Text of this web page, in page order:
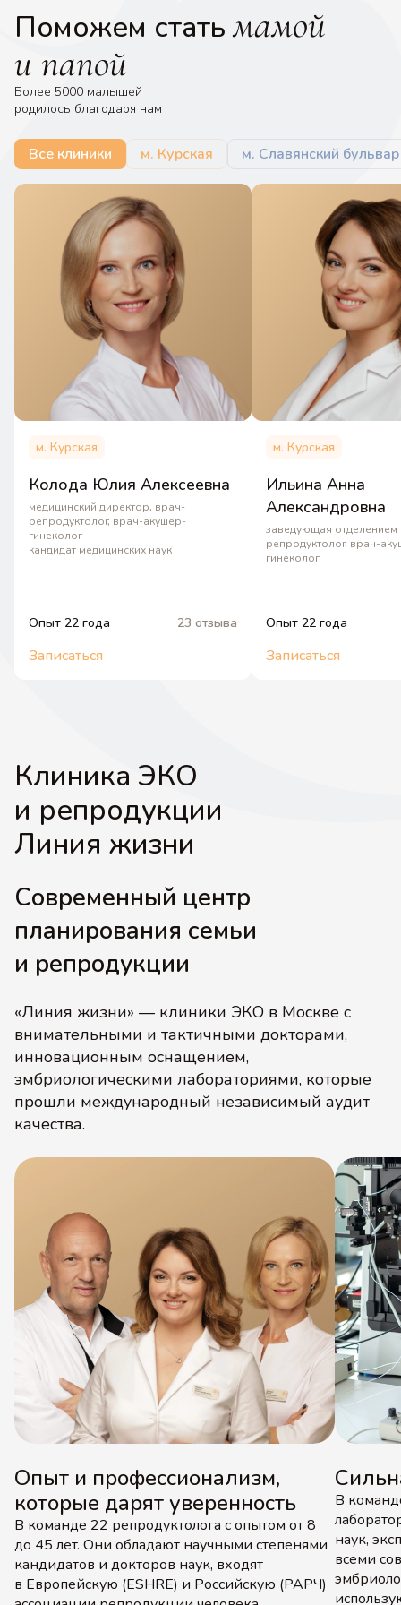
Поможем статьмамой
и папой
Более 5000 малышей
родилось благодаря нам
Все клиники м. Курская м. Славянский бульвар
м. Курская
Колода Юлия Алексеевна
медицинский директор, врач-
репродуктолог, врач-акушер-
гинеколог
кандидат медицинских наук
Опыт 22 года 23 отзыва
Записаться
м. Курская
Ильина Анна
Александровна
заведующая отделением
репродуктолог, врач-
гинеколог
Опыт 22 года
Записаться
Клиника ЭКО
и репродукции
Линия жизни
Современный центр
планирования семьи
и репродукции
«Линия жизни» — клиники ЭКО в Москве с
внимательными и тактичными докторами,
инновационным оснащением,
эмбриологическими лабораториями, которые
прошли международный независимый аудит
качества.
Опыт и профессионализм,
которые дарят уверенность
В команде 22 репродуктолога с опытом от 8
до 45 лет. Они обладают научными степенями
кандидатов и докторов наук, входят
в Европейскую (ESHRE) и Российскую (РАРЧ)
В
наук,
всеми